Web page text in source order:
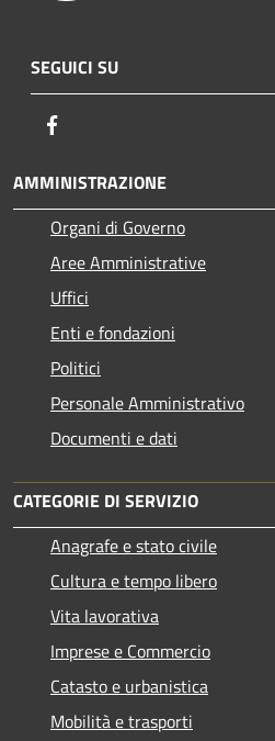
SEGUICI SU
AMMINISTRAZIONE
Organi di Governo
Aree Amministrative
Uffici
Enti e fondazioni
Politici
Personale Amministrativo
Documenti e dati
CATEGORIE DI SERVIZIO
Anagrafe e stato civile
Cultura e tempo libero
Vita lavorativa
Imprese e Commercio
Catasto e urbanistica
Mobilità e trasporti